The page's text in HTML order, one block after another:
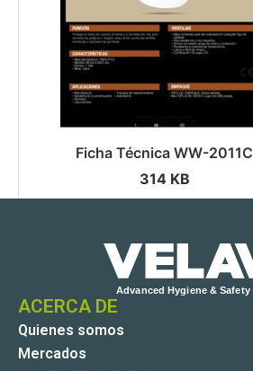
Ficha Técnica WW-2011C
314 KB
ACERCA DE
Quienes somos
Mercados